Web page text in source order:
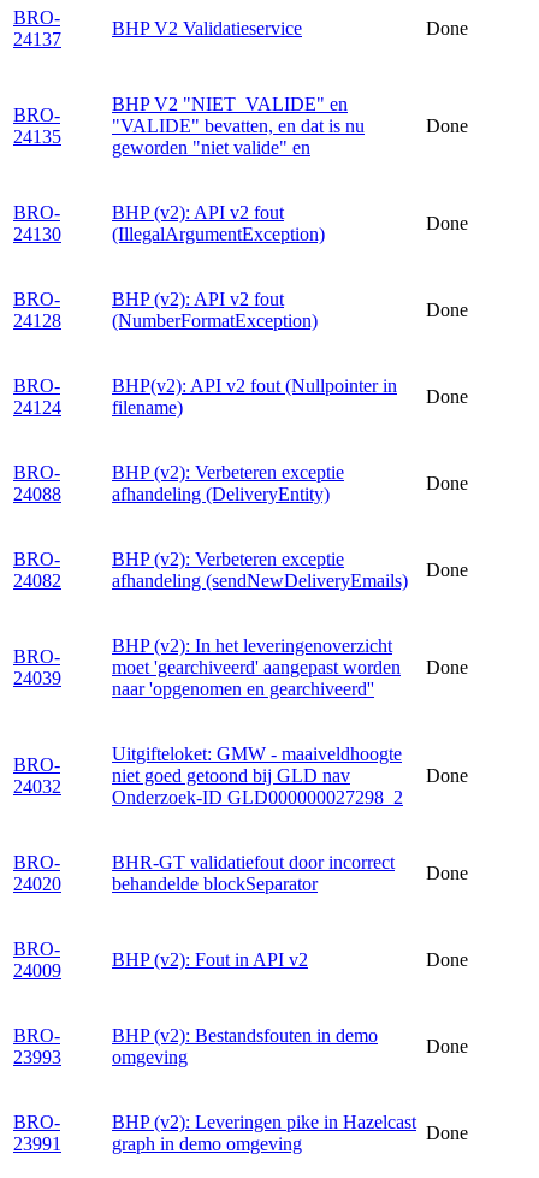
BRO-
24137
BHP V2 Validatieservice Done
BRO-
24135
BHP V2 "NIET_VALIDE" en
"VALIDE" bevatten, en dat is nu
geworden "niet valide" en
Done
BRO-
24130
BHP (v2): API v2 fout
(IllegalArgumentException)
Done
BRO-
24128
BHP (v2): API v2 fout
(NumberFormatException)
Done
BRO-
24124
BHP(v2): API v2 fout (Nullpointer in
filename)
Done
BRO-
24088
BHP (v2): Verbeteren exceptie
afhandeling (DeliveryEntity)
Done
BRO-
24082
BHP (v2): Verbeteren exceptie
afhandeling (sendNewDeliveryEmails)
Done
BRO-
24039
BHP (v2): In het leveringenoverzicht
moet 'gearchiveerd' aangepast worden
naar 'opgenomen en gearchiveerd''
Done
BRO-
24032
Uitgifteloket: GMW - maaiveldhoogte
niet goed getoond bij GLD nav
Onderzoek-ID GLD000000027298_2
Done
BRO-
24020
BHR-GT validatiefout door incorrect
behandelde blockSeparator
Done
BRO-
24009
BHP (v2): Fout in API v2 Done
BRO-
23993
BHP (v2): Bestandsfouten in demo
omgeving
Done
BRO-
23991
BHP (v2): Leveringen pike in Hazelcast
graph in demo omgeving
Done